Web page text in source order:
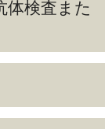
検査また